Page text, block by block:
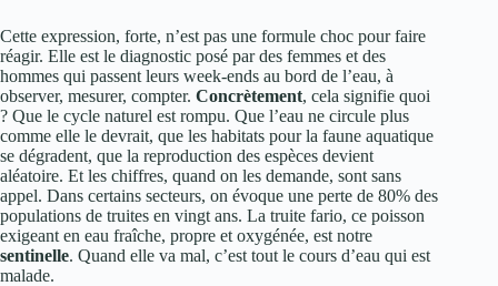
Cette expression, forte, n’est pas une formule choc pour faire
réagir. Elle est le diagnostic posé par des femmes et des
hommes qui passent leurs week-ends au bord de l’eau, à
observer, mesurer, compter. Concrètement, cela signifie quoi
? Que le cycle naturel est rompu. Que l’eau ne circule plus
comme elle le devrait, que les habitats pour la faune aquatique
se dégradent, que la reproduction des espèces devient
aléatoire. Et les chiffres, quand on les demande, sont sans
appel. Dans certains secteurs, on évoque une perte de 80% des
populations de truites en vingt ans. La truite fario, ce poisson
exigeant en eau fraîche, propre et oxygénée, est notre
sentinelle. Quand elle va mal, c’est tout le cours d’eau qui est
malade.